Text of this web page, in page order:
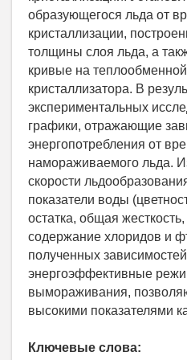
образующегося льда от
кристаллизации,
толщины слоя льда, а
кривые на
кристаллизатора. В
экспериментальных
графики, отражающие
энергопотребления от
намораживаемого льда.
скорости
показатели воды
остатка, общая
содержание хлоридов и
полученных
энергоэффективные
вымораживания,
высокими показателями
Ключевые слова: